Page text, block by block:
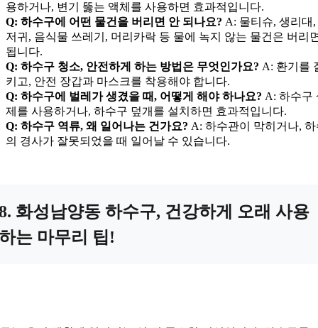
용하거나, 변기 뚫는 액체를 사용하면 효과적입니다.
Q: 하수구에 어떤 물건을 버리면 안 되나요? A: 물티슈, 생리대,
저귀, 음식물 쓰레기, 머리카락 등 물에 녹지 않는 물건은 버리
됩니다.
Q: 하수구 청소, 안전하게 하는 방법은 무엇인가요? A: 환기를
키고, 안전 장갑과 마스크를 착용해야 합니다.
Q: 하수구에 벌레가 생겼을 때, 어떻게 해야 하나요? A: 하수구
제를 사용하거나, 하수구 덮개를 설치하면 효과적입니다.
Q: 하수구 역류, 왜 일어나는 건가요? A: 하수관이 막히거나,
의 경사가 잘못되었을 때 일어날 수 있습니다.
화성남양동 하수구, 건강하게 오래 사용
는 마무리 팁!